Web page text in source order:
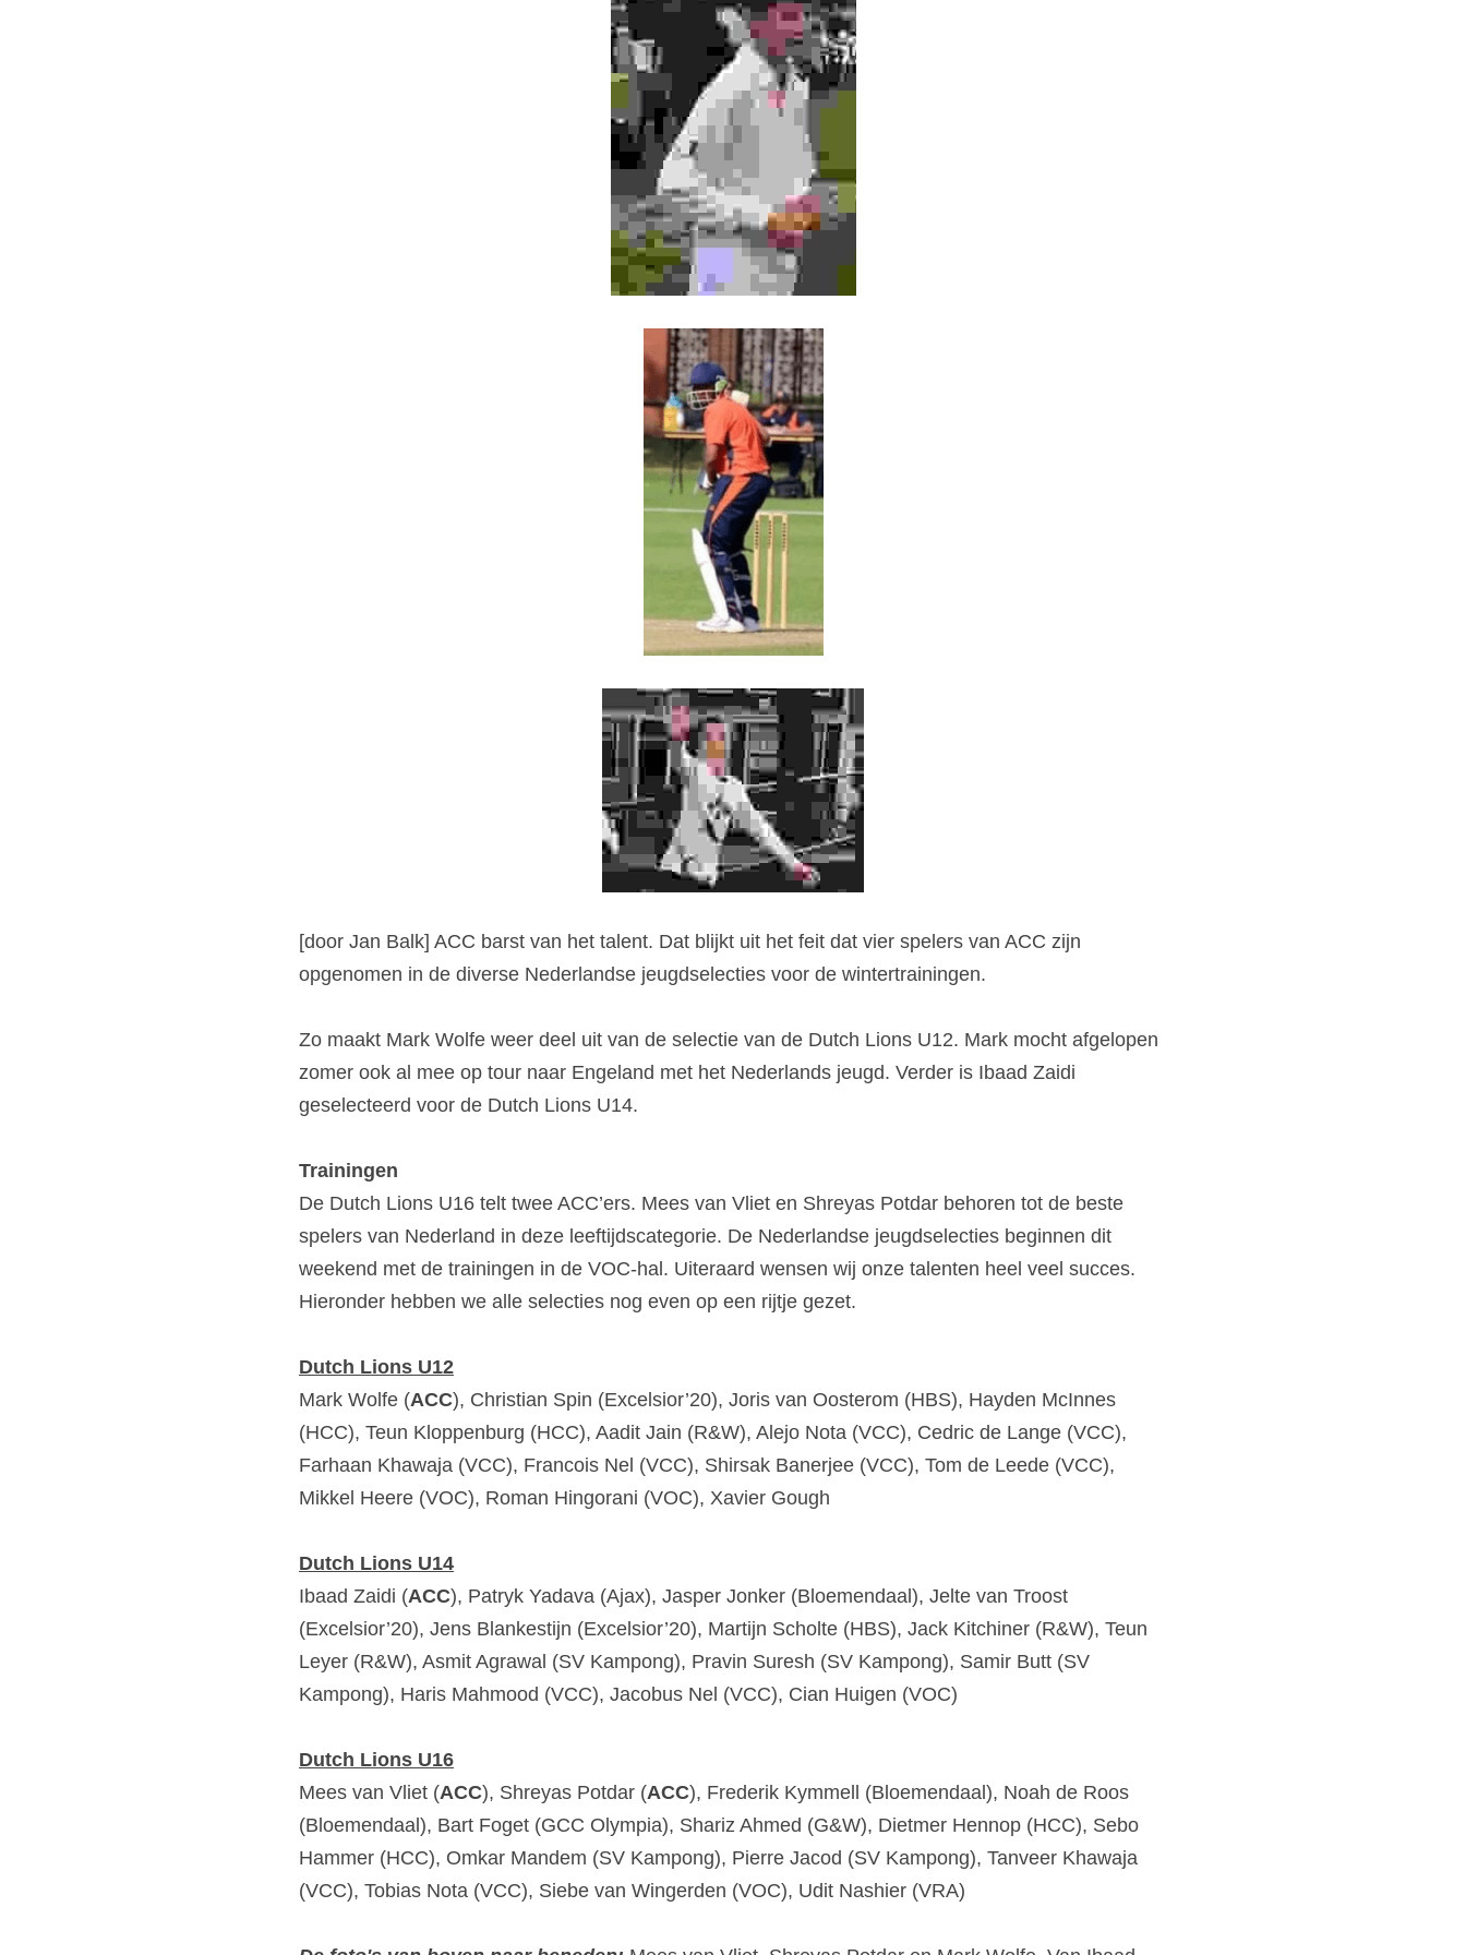
[door Jan Balk] ACC barst van het talent. Dat blijkt uit het feit dat vier spelers van ACC zijn
opgenomen in de diverse Nederlandse jeugdselecties voor de wintertrainingen.
Zo maakt Mark Wolfe weer deel uit van de selectie van de Dutch Lions U12. Mark mocht afgelopen
zomer ook al mee op tour naar Engeland met het Nederlands jeugd. Verder is Ibaad Zaidi
geselecteerd voor de Dutch Lions U14.
Trainingen
De Dutch Lions U16 telt twee ACC’ers. Mees van Vliet en Shreyas Potdar behoren tot de beste
spelers van Nederland in deze leeftijdscategorie. De Nederlandse jeugdselecties beginnen dit
weekend met de trainingen in de VOC-hal. Uiteraard wensen wij onze talenten heel veel succes.
Hieronder hebben we alle selecties nog even op een rijtje gezet.
Dutch Lions U12
Mark Wolfe (ACC), Christian Spin (Excelsior’20), Joris van Oosterom (HBS), Hayden McInnes
(HCC), Teun Kloppenburg (HCC), Aadit Jain (R&W), Alejo Nota (VCC), Cedric de Lange (VCC),
Farhaan Khawaja (VCC), Francois Nel (VCC), Shirsak Banerjee (VCC), Tom de Leede (VCC),
Mikkel Heere (VOC), Roman Hingorani (VOC), Xavier Gough
Dutch Lions U14
Ibaad Zaidi (ACC), Patryk Yadava (Ajax), Jasper Jonker (Bloemendaal), Jelte van Troost
(Excelsior’20), Jens Blankestijn (Excelsior’20), Martijn Scholte (HBS), Jack Kitchiner (R&W), Teun
Leyer (R&W), Asmit Agrawal (SV Kampong), Pravin Suresh (SV Kampong), Samir Butt (SV
Kampong), Haris Mahmood (VCC), Jacobus Nel (VCC), Cian Huigen (VOC)
Dutch Lions U16
Mees van Vliet (ACC), Shreyas Potdar (ACC), Frederik Kymmell (Bloemendaal), Noah de Roos
(Bloemendaal), Bart Foget (GCC Olympia), Shariz Ahmed (G&W), Dietmer Hennop (HCC), Sebo
Hammer (HCC), Omkar Mandem (SV Kampong), Pierre Jacod (SV Kampong), Tanveer Khawaja
(VCC), Tobias Nota (VCC), Siebe van Wingerden (VOC), Udit Nashier (VRA)